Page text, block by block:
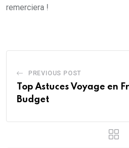
remerciera !
PREVIOUS POST
Top Astuces Voyage en
Budget